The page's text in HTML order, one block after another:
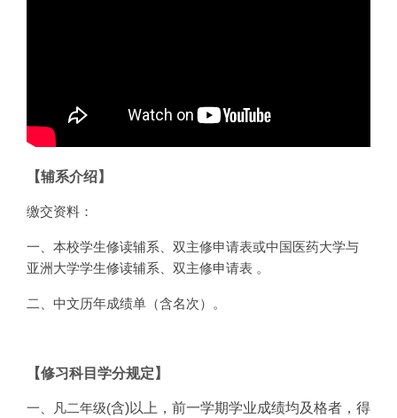
【辅系介绍】
缴交资料：
一、本校学生修读辅系、双主修申请表或中国医药大学与
亚洲大学学生修读辅系、双主修申请表 。
二、中文历年成绩单（含名次）。
【修习科目学分规定】
一、凡二年级(含)以上，前一学期学业成绩均及格者，得